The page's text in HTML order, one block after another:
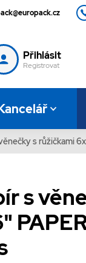
Přihlásit
Registrovat
s růžičkami
s